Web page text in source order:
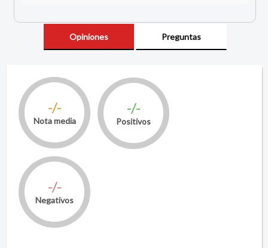
Opiniones Preguntas
-/-
Nota media
-/-
Positivos
-/-
Negativos